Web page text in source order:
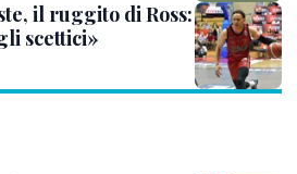
il ruggito di Ross:
scettici»